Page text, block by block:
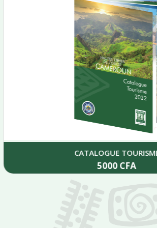
CATALOGUE
5000CFA